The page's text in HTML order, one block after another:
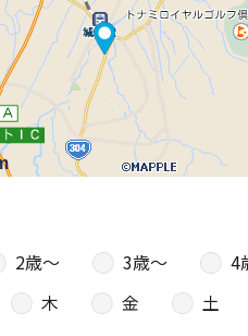
2歳〜 3歳〜 4
木 金
土